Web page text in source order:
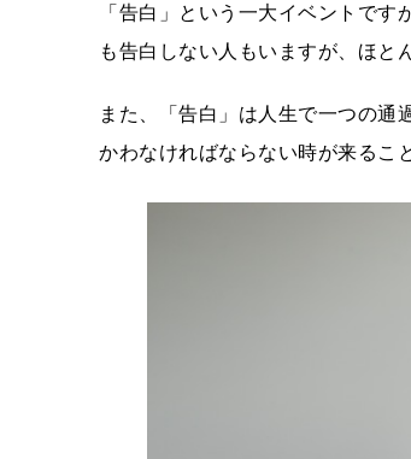
「告白」という一大イベントで
も告白しない人もいますが、ほと
また、「告白」は人生で一つの通
かわなければならない時が来るこ